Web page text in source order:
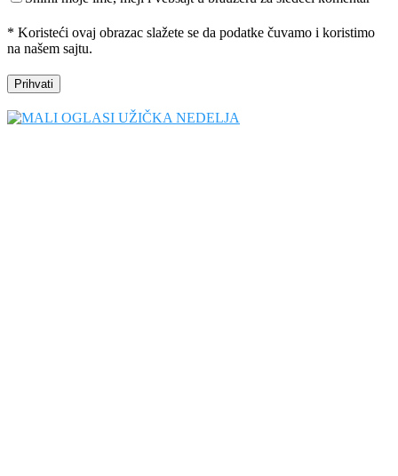
* Koristeći ovaj obrazac slažete se da podatke čuvamo i koristimo
na našem sajtu.